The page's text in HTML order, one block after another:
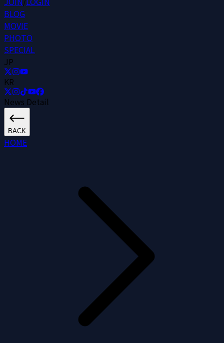
BLOG
MOVIE
PHOTO
SPECIAL
JP
KR
News Detail
BACK
HOME